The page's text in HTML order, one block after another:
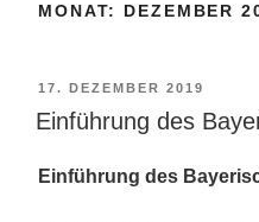
MONAT: DEZEMBER
VERÖFFENTLICHT
AM
17. DEZEMBER 2019
Einführung des
Einführung des